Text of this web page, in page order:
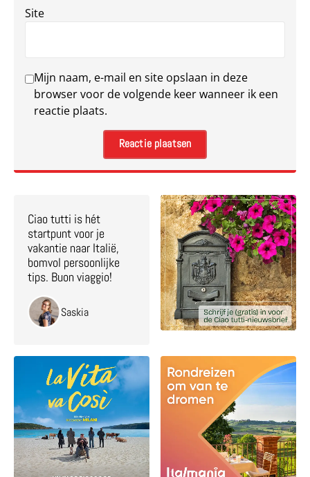
Site
Mijn naam, e-mail en site opslaan in deze
browser voor de volgende keer wanneer ik een
reactie plaats.
Ciao tutti is hét
startpunt voor je
vakantie naar Italië,
bomvol persoonlijke
tips. Buon viaggio!
Saskia